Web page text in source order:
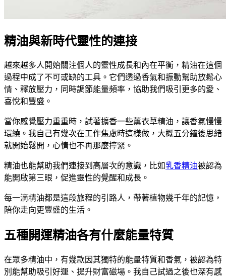
精油與新時代靈性的連接
越來越多人開始關注個人的靈性成長和內在平衡，精油在這個
過程中成了不可或缺的工具。它們透過香氣和振動幫助放鬆心
情、釋放壓力，同時調節能量頻率，協助我們吸引更多的愛、
喜悅和豐盛。
當你感覺壓力重重時，試著擴香一些薰衣草精油，讓香氣慢慢
環繞。我自己有幾次在工作焦慮時這樣做，大概五分鐘後思緒
就開始鬆開，心情也不再那麼擰緊。
精油也能幫助我們連接到高層次的意識，比如乳香精油被認為
能開啟第三眼，促進靈性的覺醒和成長。
每一滴精油都是這段旅程的引路人，帶著植物幾千年的記憶，
陪你走向更豐盛的生活。
五種開運精油各有什麼能量特質
在眾多精油中，有幾款因其獨特的能量特質和香氣，被認為特
別能幫助吸引好運、提升財富磁場。我自己試過之後也深有感